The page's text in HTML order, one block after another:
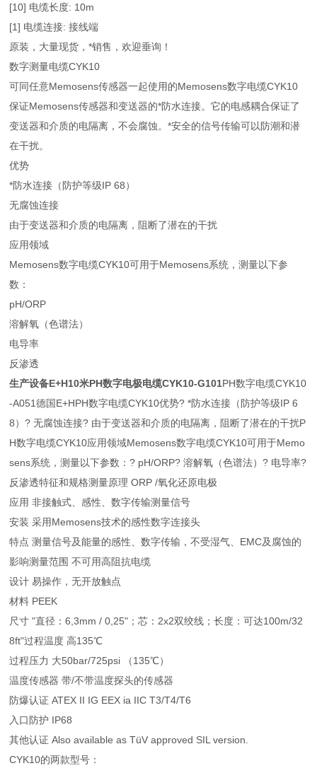
[10] 电缆长度: 10m
[1] 电缆连接: 接线端
原装，大量现货，*销售，欢迎垂询！
数字测量电缆CYK10
可同任意Memosens传感器一起使用的Memosens数字电缆CYK10
保证Memosens传感器和变送器的*防水连接。它的电感耦合保证了
变送器和介质的电隔离，不会腐蚀。*安全的信号传输可以防潮和潜
在干扰。
优势
*防水连接（防护等级IP 68）
无腐蚀连接
由于变送器和介质的电隔离，阻断了潜在的干扰
应用领域
Memosens数字电缆CYK10可用于Memosens系统，测量以下参
数：
pH/ORP
溶解氧（色谱法）
电导率
反渗透
生产设备E+H10米PH数字电极电缆CYK10-G101PH数字电缆CYK10
-A051德国E+HPH数字电缆CYK10优势? *防水连接（防护等级IP 6
8）? 无腐蚀连接? 由于变送器和介质的电隔离，阻断了潜在的干扰P
H数字电缆CYK10应用领域Memosens数字电缆CYK10可用于Memo
sens系统，测量以下参数：? pH/ORP? 溶解氧（色谱法）? 电导率?
反渗透特征和规格测量原理 ORP /氧化还原电极
应用 非接触式、感性、数字传输测量信号
安装 采用Memosens技术的感性数字连接头
特点 测量信号及能量的感性、数字传输，不受湿气、EMC及腐蚀的
影响测量范围 不可用高阻抗电缆
设计 易操作，无开放触点
材料 PEEK
尺寸 "直径：6,3mm / 0,25"；芯：2x2双绞线；长度：可达100m/32
8ft"过程温度 高135℃
过程压力 大50bar/725psi （135℃）
温度传感器 带/不带温度探头的传感器
防爆认证 ATEX II IG EEX ia IIC T3/T4/T6
入口防护 IP68
其他认证 Also available as TüV approved SIL version.
CYK10的两款型号：